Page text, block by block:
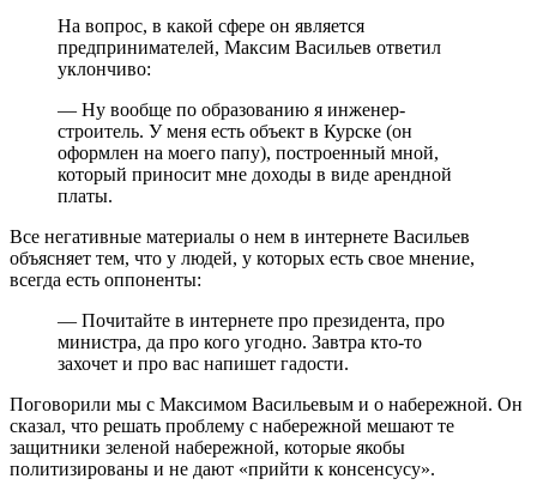
На вопрос, в какой сфере он является
предпринимателей, Максим Васильев ответил
уклончиво:
— Ну вообще по образованию я инженер-
строитель. У меня есть объект в Курске (он
оформлен на моего папу), построенный мной,
который приносит мне доходы в виде арендной
платы.
Все негативные материалы о нем в интернете Васильев
объясняет тем, что у людей, у которых есть свое мнение,
всегда есть оппоненты:
— Почитайте в интернете про президента, про
министра, да про кого угодно. Завтра кто-то
захочет и про вас напишет гадости.
Поговорили мы с Максимом Васильевым и о набережной. Он
сказал, что решать проблему с набережной мешают те
защитники зеленой набережной, которые якобы
политизированы и не дают «прийти к консенсусу».